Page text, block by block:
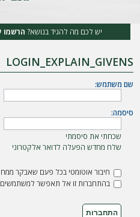
ר
ש
ה
יש לכם מה להגיד בנושא? הרשמו
LOGIN_EXPLAIN_GIVENS
שם משתמש:
סיסמה:
שכחתי את סיסמתי
שלח מחדש הפעלה לדואר אלקטרוני
חיבור אוטומטי בכל פעם שאבקר
בהתחברות זו אל תאפשר